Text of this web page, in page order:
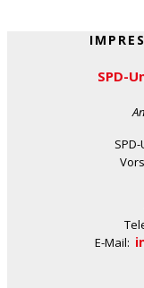
SPD-
E-Mail: